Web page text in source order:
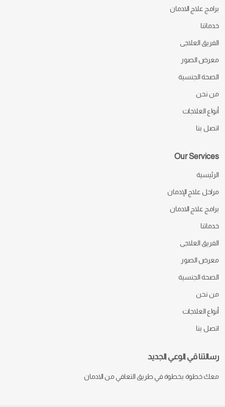
برامج علاج الادمان
خدماتنا
الفريق العلاجى
معرض الصور
الصحة الجنسية
من نحن
أنواع العلاجات
اتصل بنا
Our Services
الرئيسية
مراحل علاج الإدمان
برامج علاج الادمان
خدماتنا
الفريق العلاجى
معرض الصور
الصحة الجنسية
من نحن
أنواع العلاجات
اتصل بنا
رسالتنا قي الوعي الجديد
معك خطوة بخطوة في طريق التعافي من الادمان